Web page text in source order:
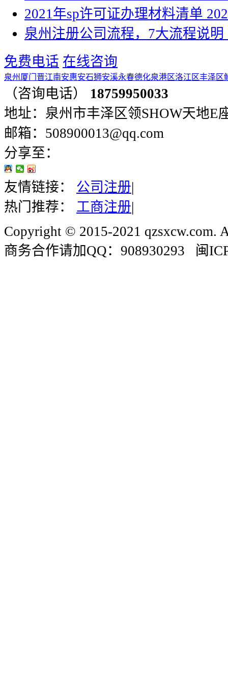
2021年sp许可证办理材料清单
泉州注册公司流程，7大流程说明
免费电话 在线咨询
泉州 厦门 晋江南安惠安石狮安溪永春德化泉港区洛江区丰泽区
（咨询电话）
18759950033
地址：泉州市丰泽区领SHOW天地E
邮箱：508900013@qq.com
分享至：
友情链接： 公司注册|
热门推荐：
工商注册|
Copyright © 2015-2021 qzsxcw.com.
商务合作请加QQ：908930293 闽